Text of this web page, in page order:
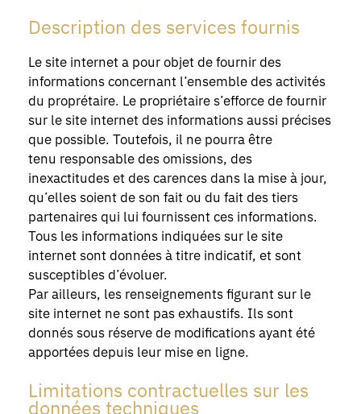
Description des services fournis
Le site internet a pour objet de fournir des
informations concernant l’ensemble des activités
du proprétaire. Le propriétaire s’efforce de fournir
sur le site internet des informations aussi précises
que possible. Toutefois, il ne pourra être
tenu responsable des omissions, des
inexactitudes et des carences dans la mise à jour,
qu’elles soient de son fait ou du fait des tiers
partenaires qui lui fournissent ces informations.
Tous les informations indiquées sur le site
internet sont données à titre indicatif, et sont
susceptibles d’évoluer.
Par ailleurs, les renseignements figurant sur le
site internet ne sont pas exhaustifs. Ils sont
donnés sous réserve de modifications ayant été
apportées depuis leur mise en ligne.
Limitations contractuelles sur les